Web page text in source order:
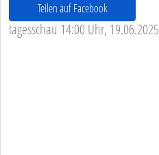
Teilen auf Facebook
tagesschau 14:00 Uhr, 19.06.2025